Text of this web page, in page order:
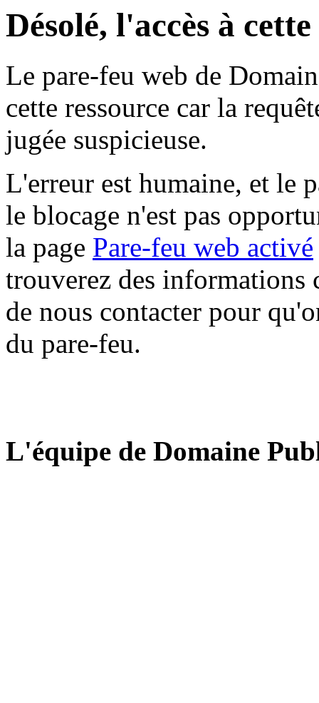
Désolé, l'accès à
Le pare-feu web de
cette ressource car la
jugée suspicieuse.
L'erreur est humaine, et le
le blocage n'est pas
la page Pare-feu web activé
trouverez des informations
de nous contacter pour
du pare-feu.
L'équipe de Domaine